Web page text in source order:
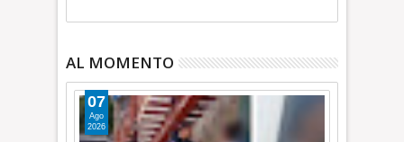
AL MOMENTO
07
Ago
2026